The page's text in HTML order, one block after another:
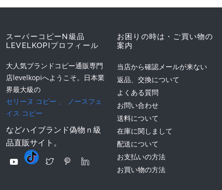
スーパーコピーN級品
LEVELKOPIプロフィール
大人気ブランドコピー通販専門
店levelkopiへようこそ。日本業
界最大級の
セリーヌ コピー 、
ノースフェ
イス コピー
などハイブランド偽物ｎ級
品直販サイト。
お困りの時は・ご買い物の
案内
当店から確認メールが来ない
返品、交換について
よくある質問
お問い合わせ
送料について
在庫に関しまして
配送について
お支払いの方法
お買い物の方法